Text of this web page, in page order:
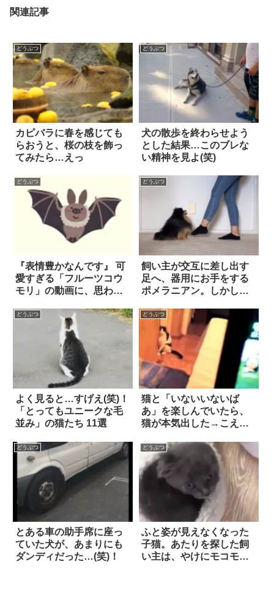
関連記事
どうぶつ
カピバラに春を感じても
らおうと、桜の枝を飾っ
てみたら…えっ
どうぶつ
犬の散歩を終わらせよう
とした結果…このブレな
い精神を見よ(笑)
どうぶつ
『表情豊かなんです』 可
愛すぎる「フルーツコウ
モリ」の動画に、思わず
どうぶつ
飼い主が交互に差し出す
足へ、器用にお手をする
ポメラニアン。しかし、
コレにとどまらず…！？
どうぶつ
よく見ると…すげえ(笑)！
「とってもユニークな毛
並み」の猫たち 11選
どうぶつ
猫と「いないいないば
あ」を楽しんでいたら、
猫が本気出した→こええ
どうぶつ
とある車の助手席に座っ
ていた犬が、あまりにも
ダンディだった…(笑)！
どうぶつ
ふと姿が見えなくなった
子猫。あたりを探した飼
い主は、やけにモコモコ